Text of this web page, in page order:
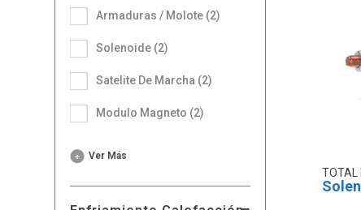
Armaduras / Molote (2)
Solenoide (2)
Satelite De Marcha (2)
Modulo Magneto (2)
Ver Más
TOTAL